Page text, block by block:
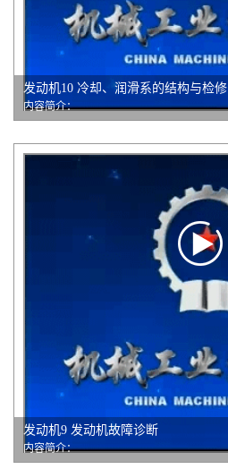
发动机10 冷却、润滑系的结构与检修
内容简介：
发动机9 发动机故障诊断
内容简介：